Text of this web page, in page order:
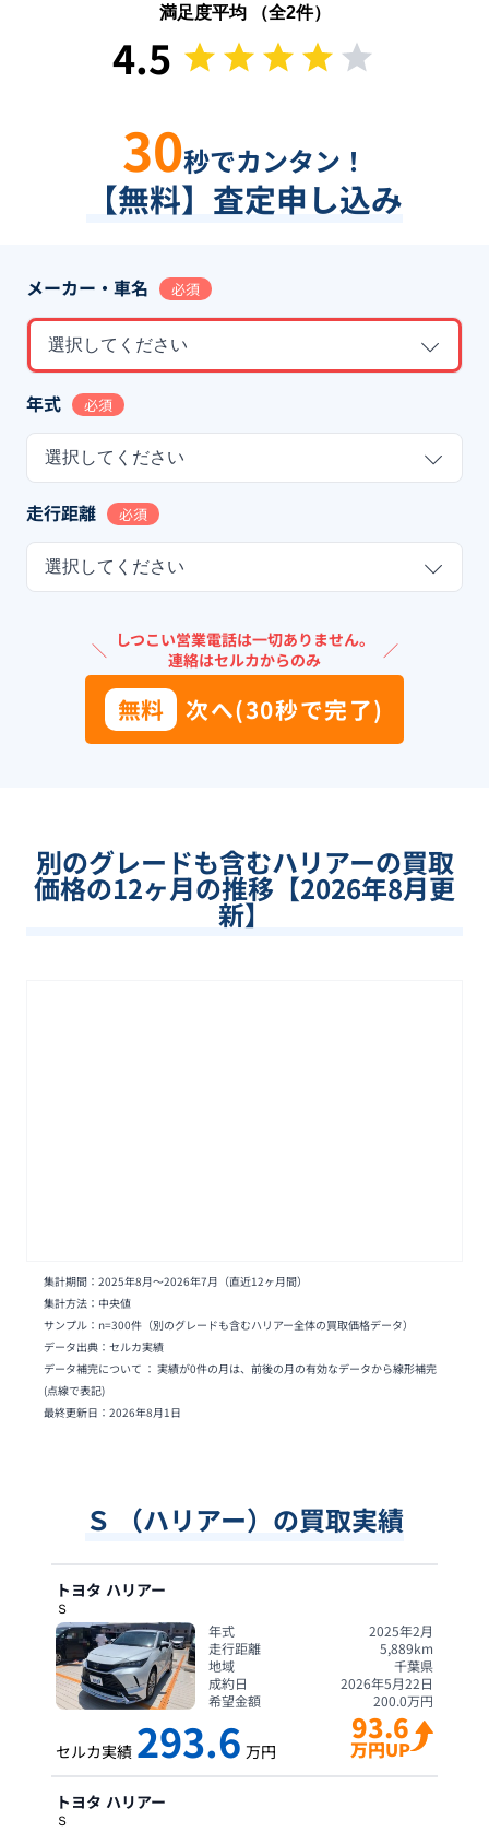
満足度平均 （全2件）
4.5
30秒でカンタン！
【無料】査定申し込み
メーカー・車名 必須
選択してください
年式 必須
選択してください
走行距離 必須
選択してください
＼ しつこい営業電話は一切ありません。
連絡はセルカからのみ
／
無料 次へ(30秒で完了)
別のグレードも含むハリアーの買取
価格の12ヶ月の推移【2026年8月更
新】
集計期間： 2025年8月〜2026年7月 （直近12ヶ月間）
集計方法：中央値
サンプル：n=300件 （別のグレードも含むハリアー全体の買取価格データ）
データ出典：セルカ実績
データ補完について ： 実績が0件の月は、前後の月の有効なデータから線形補完
(点線で表記)
最終更新日： 2026年8月1日
Ｓ （ハリアー）の買取実績
トヨタ ハリアー
Ｓ
年式
2025年2月
走行距離
5,889km
地域
千葉県
成約日
2026年5月22日
希望金額
200.0万円
セルカ実績 293.6 万円
93.6
万円UP
トヨタ ハリアー
Ｓ